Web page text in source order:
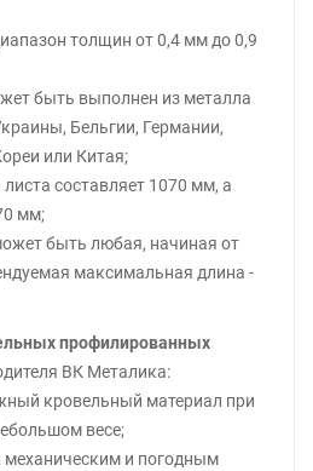
толщин от 0,4 мм до 0,9
быть выполнен из металла
Бельгии, Германии,
или Китая;
составляет 1070 мм, а
мм;
быть любая, начиная от
максимальная длина -
профилированных
ВК Металика:
кровельный материал при
весе;
механическим и погодным